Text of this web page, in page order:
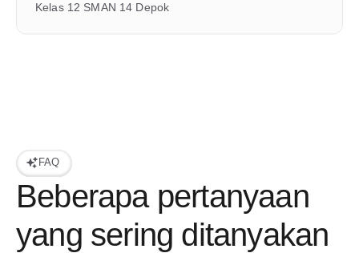
Kelas 12 SMAN 14 Depok
FAQ
Beberapa pertanyaan
yang sering ditanyakan